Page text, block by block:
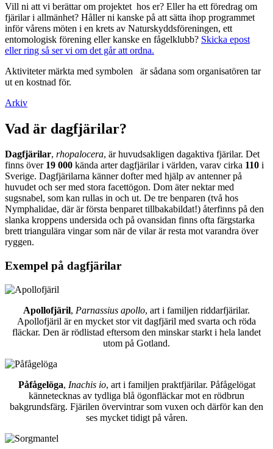
Vill ni att vi berättar om projektet hos er? Eller ha ett föredrag om
fjärilar i allmänhet? Håller ni kanske på att sätta ihop programmet
inför vårens möten i en krets av Naturskyddsföreningen, ett
entomologisk förening eller kanske en fågelklubb? Skicka epost
eller ring så ser vi om det går att ordna.
Aktiviteter märkta med symbolen
är sådana som organisatören tar
ut en kostnad för.
Arkiv
Vad är dagfjärilar?
Dagfjärilar, rhopalocera, är huvudsakligen dagaktiva fjärilar. Det
finns över 19 000 kända arter dagfjärilar i världen, varav cirka 110 i
Sverige. Dagfjärilarna känner dofter med hjälp av antenner på
huvudet och ser med stora facettögon. Dom äter nektar med
sugsnabel, som kan rullas in och ut. De tre benparen (två hos
Nymphalidae, där är första benparet tillbakabildat!) återfinns på den
slanka kroppens undersida och på ovansidan finns ofta färgstarka
brett triangulära vingar som när de vilar är resta mot varandra över
ryggen.
Exempel på dagfjärilar
Apollofjäril, Parnassius apollo, art i familjen riddarfjärilar.
Apollofjäril är en mycket stor vit dagfjäril med svarta och röda
fläckar. Den är rödlistad eftersom den minskar starkt i hela landet
utom på Gotland.
Påfågelöga, Inachis io, art i familjen praktfjärilar. Påfågelögat
kännetecknas av tydliga blå ögonfläckar mot en rödbrun
bakgrundsfärg. Fjärilen övervintrar som vuxen och därför kan den
ses mycket tidigt på våren.